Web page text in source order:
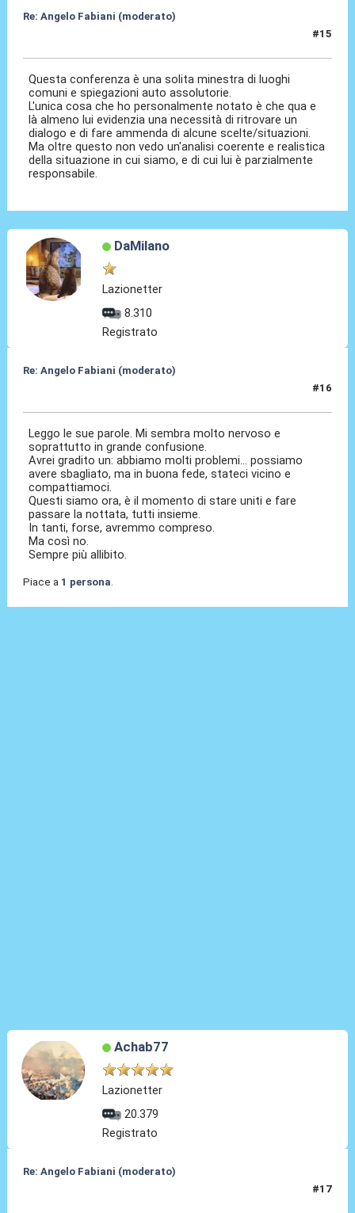
Re: Angelo Fabiani (moderato)
#15
Questa conferenza è una solita minestra di luoghi
comuni e spiegazioni auto assolutorie.
L'unica cosa che ho personalmente notato è che qua e
là almeno lui evidenzia una necessità di ritrovare un
dialogo e di fare ammenda di alcune scelte/situazioni.
Ma oltre questo non vedo un'analisi coerente e realistica
della situazione in cui siamo, e di cui lui è parzialmente
responsabile.
DaMilano
Lazionetter
8.310
Registrato
Re: Angelo Fabiani (moderato)
#16
Leggo le sue parole. Mi sembra molto nervoso e
soprattutto in grande confusione.
Avrei gradito un: abbiamo molti problemi... possiamo
avere sbagliato, ma in buona fede, stateci vicino e
compattiamoci.
Questi siamo ora, è il momento di stare uniti e fare
passare la nottata, tutti insieme.
In tanti, forse, avremmo compreso.
Ma così no.
Sempre più allibito.
Piace a 1 persona.
Achab77
Lazionetter
20.379
Registrato
Re: Angelo Fabiani (moderato)
#17